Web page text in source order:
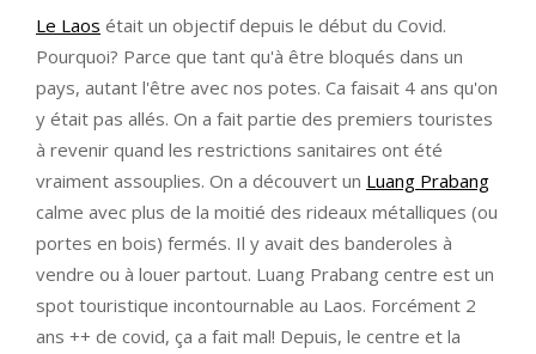
Le Laos était un objectif depuis le début du Covid.
Pourquoi? Parce que tant qu'à être bloqués dans un
pays, autant l'être avec nos potes. Ca faisait 4 ans qu'on
y était pas allés. On a fait partie des premiers touristes
à revenir quand les restrictions sanitaires ont été
vraiment assouplies. On a découvert un Luang Prabang
calme avec plus de la moitié des rideaux métalliques (ou
portes en bois) fermés. Il y avait des banderoles à
vendre ou à louer partout. Luang Prabang centre est un
spot touristique incontournable au Laos. Forcément 2
ans ++ de covid, ça a fait mal! Depuis, le centre et la